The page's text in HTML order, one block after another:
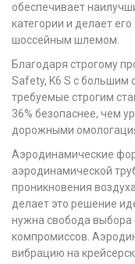
обеспечивает
категории и делает
шоссейным шлемом.
Благодаря строгому
Safety, K6 S с большим
требуемые строгим
36% безопаснее, чем
дорожными
Аэродинамические
аэродинамической
проникновения
делает это решение
нужна свобода выбора
компромиссов.
вибрацию на